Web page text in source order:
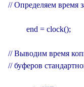
// Определяем время
         end = clock();
// Выводим время
// буферов